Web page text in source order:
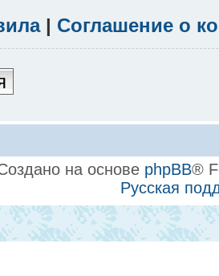
| Соглашение о
на основе phpBB®
Русская